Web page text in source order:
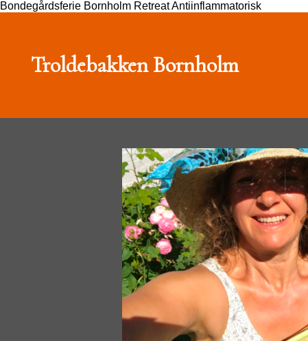
Bondegårdsferie Bornholm Retreat Antiinflammatorisk
Troldebakken Bornholm